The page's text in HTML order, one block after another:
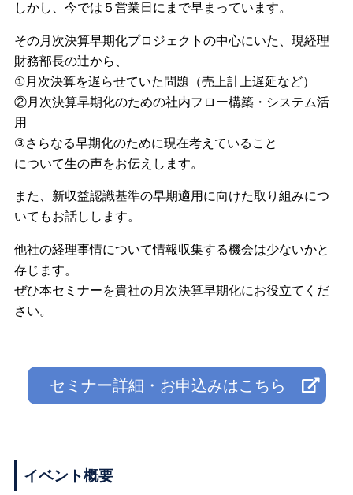
しかし、今では５営業日にまで早まっています。
その月次決算早期化プロジェクトの中心にいた、現経理
財務部長の辻から、
①月次決算を遅らせていた問題（売上計上遅延など）
②月次決算早期化のための社内フロー構築・システム活
用
③さらなる早期化のために現在考えていること
について生の声をお伝えします。
また、新収益認識基準の早期適用に向けた取り組みにつ
いてもお話しします。
他社の経理事情について情報収集する機会は少ないかと
存じます。
ぜひ本セミナーを貴社の月次決算早期化にお役立てくだ
さい。
セミナー詳細・お申込みはこちら
イベント概要